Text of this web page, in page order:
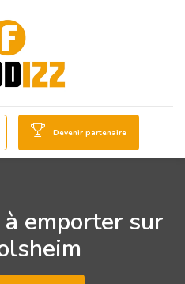
Devenir partenaire
emporter sur